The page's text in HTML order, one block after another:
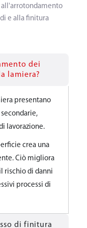
all'arrotondamento
e alla finitura
dei
lamiera?
presentano
lavorazione.
crea una
Ciò migliora
rischio di danni
processi di
di finitura